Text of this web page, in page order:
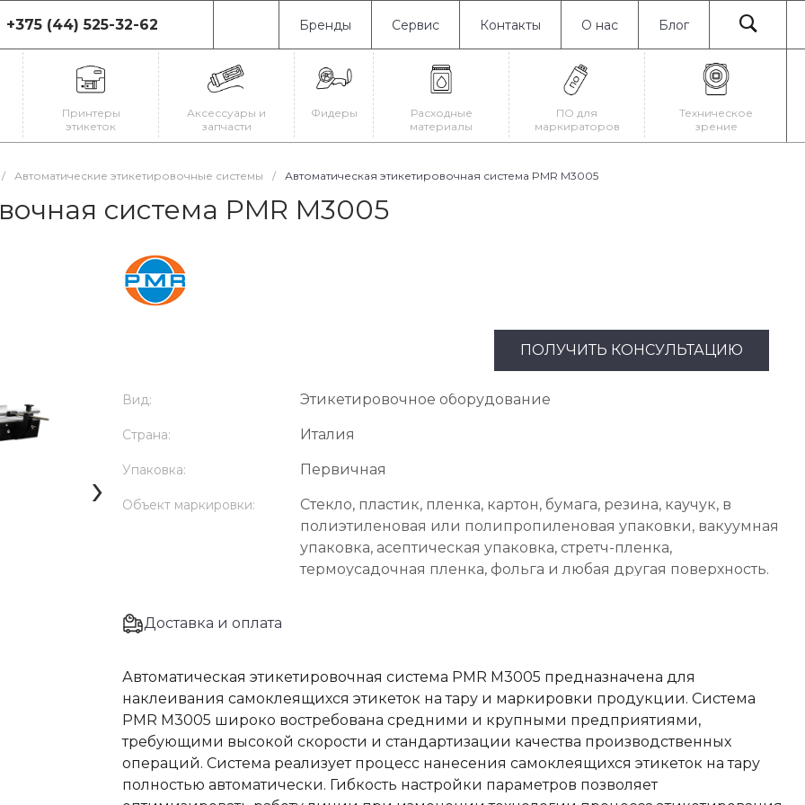
+375 (44) 525-32-62
(44) 525-32-62
г. Минск, ул.
19
Пт: с 9:00 до 18:00
Вс: Выходной
Бренды Сервис Контакты О нас Блог
Принтеры
этикеток
Аксессуары и
запчасти
Фидеры
Расходные
материалы
ПО для
маркираторов
Техническое
зрение
/ Автоматические этикетировочные системы / Автоматическая этикетировочная система PMR M3005
система PMR M3005
›
ПОЛУЧИТЬ КОНСУЛЬТАЦИЮ
Вид: Этикетировочное оборудование
Страна: Италия
Упаковка: Первичная
Объект маркировки:
Стекло, пластик, пленка, картон, бумага, резина, каучук, в
полиэтиленовая или полипропиленовая упаковки, вакуумная
упаковка, асептическая упаковка, стретч-пленка,
термоусадочная пленка, фольга и любая другая поверхность.
Доставка и оплата
Автоматическая этикетировочная система PMR M3005 предназначена для
наклеивания самоклеящихся этикеток на тару и маркировки продукции. Система
PMR M3005 широко востребована средними и крупными предприятиями,
требующими высокой скорости и стандартизации качества производственных
операций. Система реализует процесс нанесения самоклеящихся этикеток на тару
полностью автоматически. Гибкость настройки параметров позволяет